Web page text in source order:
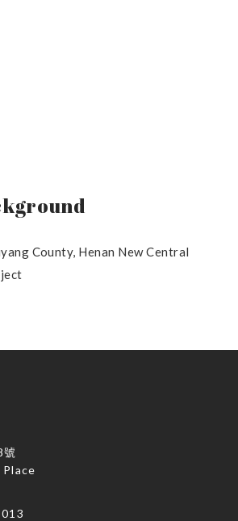
County, Henan New Central
號